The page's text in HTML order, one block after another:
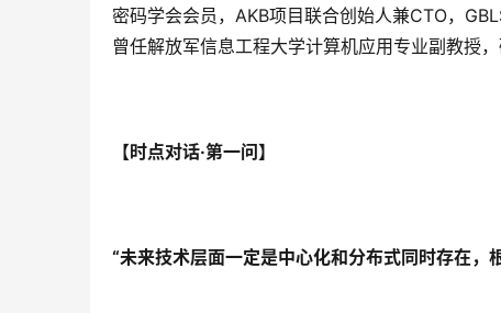
密码学会会员，AKB项目联合创始人兼CTO，
曾任解放军信息工程大学计算机应用专业副教授
【时点对话·第一问】
“未来技术层面一定是中心化和分布式同时存在